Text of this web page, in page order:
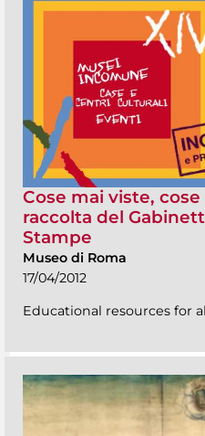
Cose mai viste,
raccolta del
Stampe
Museo di Roma
17/04/2012
Educational resources for